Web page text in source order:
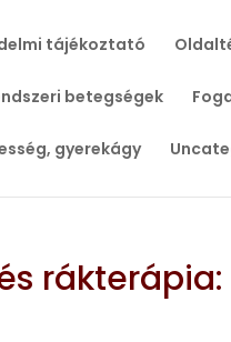
tájékoztató
betegségek
gyerekágy